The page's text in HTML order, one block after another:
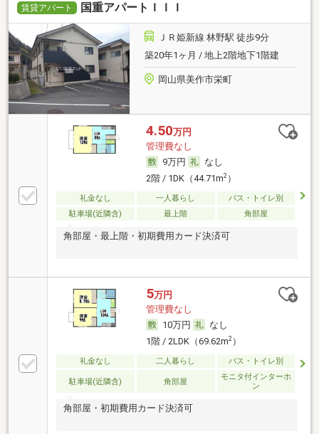
賃貸アパート 国重アパートＩＩＩ
ＪＲ姫新線 林野駅 徒歩9分
築20年1ヶ月 / 地上2階地下1階建
岡山県美作市栄町
4.50万円
管理費なし
9万円
なし
2階 / 1DK（44.71m2）
礼金なし 一人暮らし
バス・トイレ別
駐車場(近隣含)
最上階 角部屋
角部屋・最上階・初期費用カード決済可
5万円
管理費なし
10万円
なし
1階 / 2LDK（69.62m2）
礼金なし 二人暮らし バス・トイレ別
駐車場(近隣含) 角部屋
モニタ付インターホ
ン
角部屋・初期費用カード決済可